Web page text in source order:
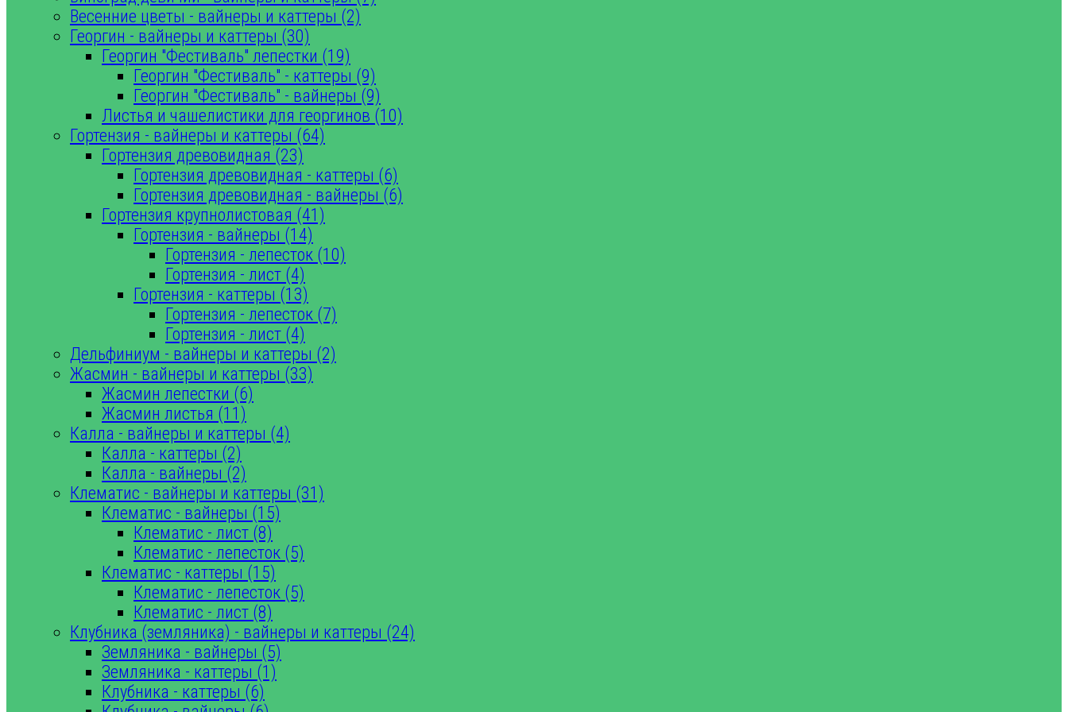
Весенние цветы - вайнеры и каттеры (2)
Георгин - вайнеры и каттеры (30)
Георгин "Фестиваль" лепестки (19)
Георгин "Фестиваль" - каттеры (9)
Георгин "Фестиваль" - вайнеры (9)
Листья и чашелистики для георгинов (10)
Гортензия - вайнеры и каттеры (64)
Гортензия древовидная (23)
Гортензия древовидная - каттеры (6)
Гортензия древовидная - вайнеры (6)
Гортензия крупнолистовая (41)
Гортензия - вайнеры (14)
Гортензия - лепесток (10)
Гортензия - лист (4)
Гортензия - каттеры (13)
Гортензия - лепесток (7)
Гортензия - лист (4)
Дельфиниум - вайнеры и каттеры (2)
Жасмин - вайнеры и каттеры (33)
Жасмин лепестки (6)
Жасмин листья (11)
Калла - вайнеры и каттеры (4)
Калла - каттеры (2)
Калла - вайнеры (2)
Клематис - вайнеры и каттеры (31)
Клематис - вайнеры (15)
Клематис - лист (8)
Клематис - лепесток (5)
Клематис - каттеры (15)
Клематис - лепесток (5)
Клематис - лист (8)
Клубника (земляника) - вайнеры и каттеры (24)
Земляника - вайнеры (5)
Земляника - каттеры (1)
Клубника - каттеры (6)